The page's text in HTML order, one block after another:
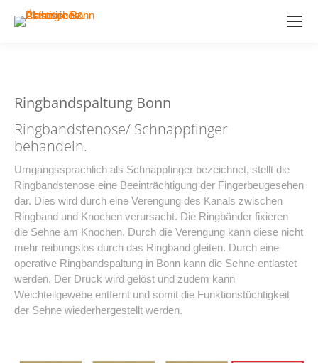
Ringbandspaltung Bonn
Ringbandstenose/ Schnappfinger
behandeln.
Umgangssprachlich als Schnappfinger bezeichnet, stellt die
Ringbandstenose eine Beeinträchtigung der Fingerbeugesehen
dar. Dies wird durch eine Verengung des Kanals zwischen
Ringband und Knochen verursacht. Die Ringbänder fixieren
die Sehne am Knochen. Durch die Verengung kann diese nicht
mehr reibungslos durch das Ringband gleiten. Durch eine
operative Ringbandspaltung in Bonn kann die Sehne entlastet
werden. Der Druck wird gelöst und zudem kann
Weichteilgewebe entfernt und somit die Funktionstüchtigkeit
der Sehne wiederhergestellt werden.